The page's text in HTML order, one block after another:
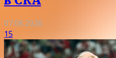
07.08.2026
15